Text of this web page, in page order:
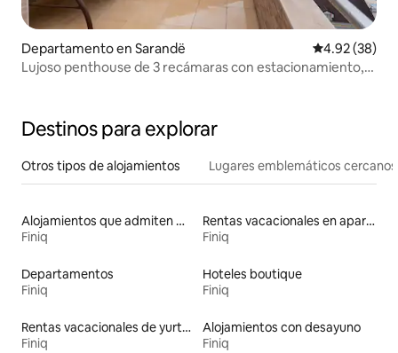
Departamento en Sarandë Calificación
4.92 (38)
Lujoso penthouse de 3 recámaras con estacionamiento,
Destinos para explorar
Otros tipos de alojamientos Lugares emblemáticos cercanos
Alojamientos que admiten mascotas
Finiq
Rentas vacacionales en apartoteles
Finiq
Departamentos
Finiq
Hoteles boutique
Finiq
Rentas vacacionales de yurtas con jacuzzi
Finiq
Alojamientos con desayuno
Finiq